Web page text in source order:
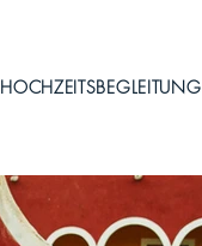
HOCHZEITSBEGLEITUNG